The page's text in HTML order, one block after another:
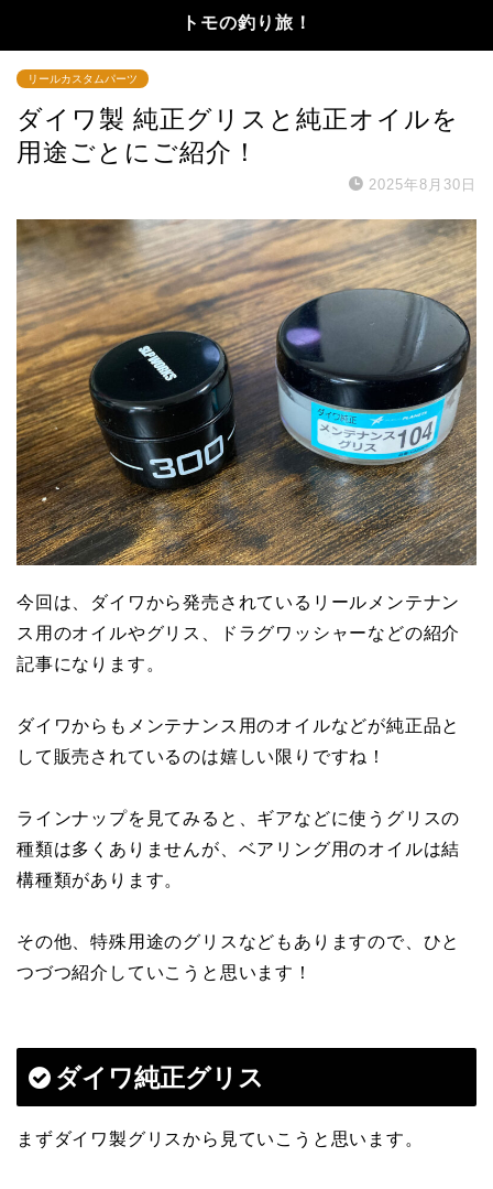
トモの釣り旅！
リールカスタムパーツ
ダイワ製 純正グリスと純正オイルを
用途ごとにご紹介！
2025年8月30日
今回は、ダイワから発売されているリールメンテナン
ス用のオイルやグリス、ドラグワッシャーなどの紹介
記事になります。
ダイワからもメンテナンス用のオイルなどが純正品と
して販売されているのは嬉しい限りですね！
ラインナップを見てみると、ギアなどに使うグリスの
種類は多くありませんが、ベアリング用のオイルは結
構種類があります。
その他、特殊用途のグリスなどもありますので、ひと
つづつ紹介していこうと思います！
ダイワ純正グリス
まずダイワ製グリスから見ていこうと思います。